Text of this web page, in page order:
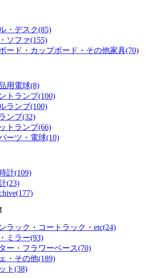
・デスク(85)
ソファ(155)
ード・カップボード・その他家具(70)
用電球(8)
トランプ(100)
ランプ(100)
ンプ(32)
トランプ(66)
ーツ・電球(10)
計(109)
(23)
ラック・コートラック・etc(24)
ミラー(93)
ー・フラワーベース(70)
・その他(189)
ト(38)